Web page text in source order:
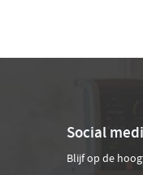
Social
Blijf op de